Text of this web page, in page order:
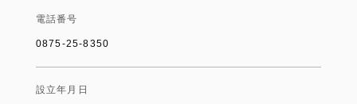
電話番号
0875-25-8350
設立年月日